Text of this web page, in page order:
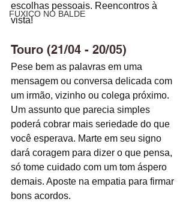
FUXICO NO BALDE
escolhas pessoais. Reencontros à
vista!
Touro (21/04 - 20/05)
Pese bem as palavras em uma
mensagem ou conversa delicada com
um irmão, vizinho ou colega próximo.
Um assunto que parecia simples
poderá cobrar mais seriedade do que
você esperava. Marte em seu signo
dará coragem para dizer o que pensa,
só tome cuidado com um tom áspero
demais. Aposte na empatia para firmar
bons acordos.